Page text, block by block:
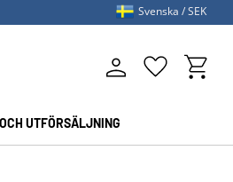
UTFÖRSÄLJNING
Favoriter
Svenska SEK